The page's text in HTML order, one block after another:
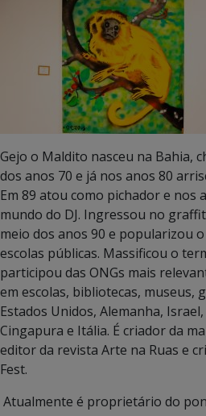
Gejo o Maldito nasceu na Bahia,
dos anos 70 e já nos anos 80
Em 89 atou como pichador e nos
mundo do DJ. Ingressou no
meio dos anos 90 e popularizou
escolas públicas. Massificou o
participou das ONGs mais
em escolas, bibliotecas, museus,
Estados Unidos, Alemanha,
Cingapura e Itália. É criador da
editor da revista Arte na Ruas e
Fest.
Atualmente é proprietário do